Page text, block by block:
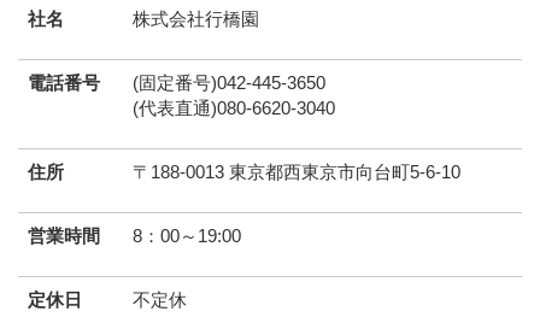
社名 株式会社行橋園
電話番号
(固定番号)042-445-3650
(代表直通)080-6620-3040
住所 〒188-0013 東京都西東京市向台町5-6-10
営業時間 8：00～19:00
定休日 不定休